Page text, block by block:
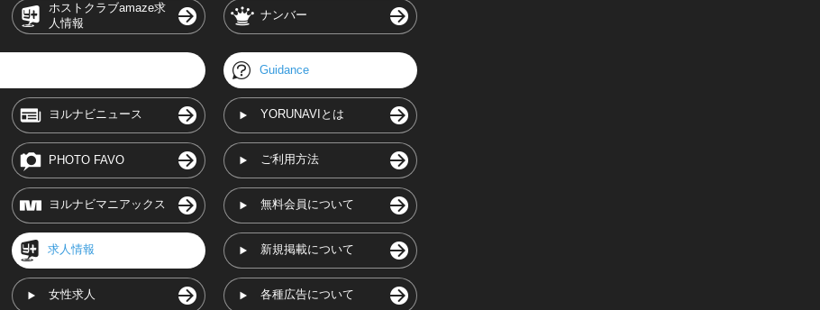
ホストクラブamaze求
人情報
ナンバー
ヨルナビニュース
PHOTO FAVO
ヨルナビマニアックス
求人情報
女性求人
Guidance
YORUNAVIとは
ご利用方法
無料会員について
新規掲載について
各種広告について